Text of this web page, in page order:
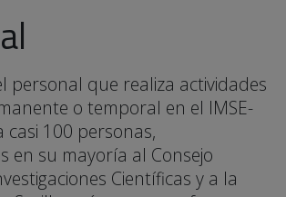
personal que realiza actividades
o temporal en el IMSE-
casi 100 personas,
en su mayoría al Consejo
Científicas y a la